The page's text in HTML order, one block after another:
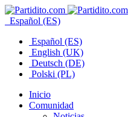
Español (ES)
Español (ES)
English (UK)
Deutsch (DE)
Polski (PL)
Inicio
Comunidad